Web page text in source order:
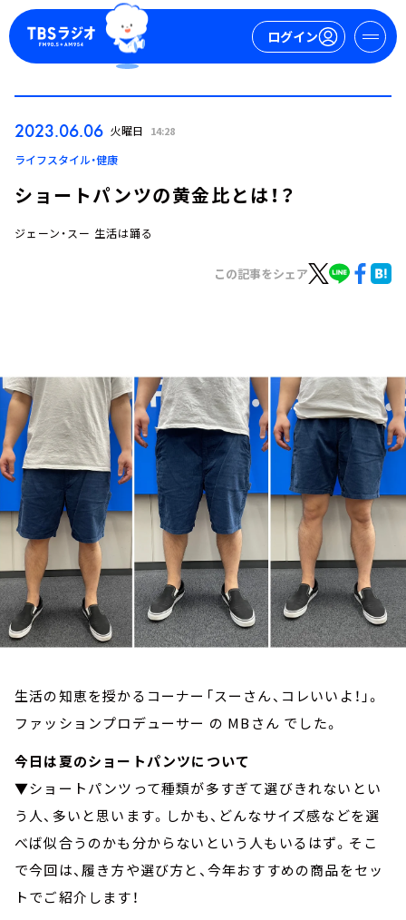
ログイン
ログイン
トピックス
TBS Podcast
お知らせ
イベント・グッズ
YouTube
会社情報
2023.06.06 火曜日 14:28
ライフスタイル・健康
ショートパンツの黄金比とは！？
ジェーン・スー 生活は踊る
この記事をシェア
生活の知恵を授かるコーナー「スーさん、コレいいよ！」。
ファッションプロデューサー の MBさん でした。
今日は夏のショートパンツについて
▼ショートパンツって種類が多すぎて選びきれないとい
う人、多いと思います。しかも、どんなサイズ感などを選
べば似合うのかも分からないという人もいるはず。そこ
で今回は、履き方や選び方と、今年おすすめの商品をセッ
トでご紹介します！